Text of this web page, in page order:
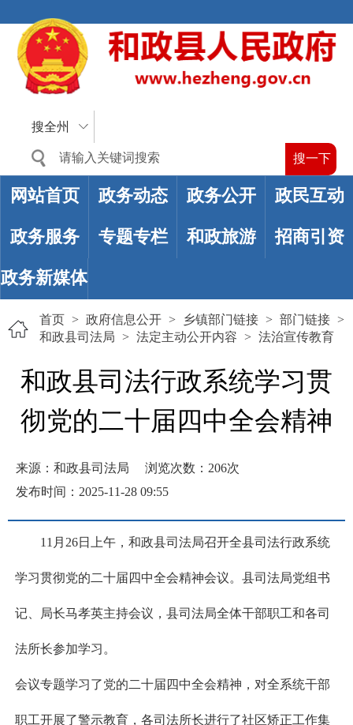
搜全州
网站首页 政务动态 政务公开 政民互动
政务服务 专题专栏 和政旅游 招商引资
政务新媒体
首页 > 政府信息公开 > 乡镇部门链接 > 部门链接 >
和政县司法局 > 法定主动公开内容 > 法治宣传教育
和政县司法行政系统学习贯
彻党的二十届四中全会精神
来源：和政县司法局 浏览次数： 206次
发布时间：2025-11-28 09:55
11月26日上午，和政县司法局召开全县司法行政系统
学习贯彻党的二十届四中全会精神会议。县司法局党组书
记、局长马孝英主持会议，县司法局全体干部职工和各司
法所长参加学习。
会议专题学习了党的二十届四中全会精神，对全系统干部
职工开展了警示教育，各司法所长进行了社区矫正工作集